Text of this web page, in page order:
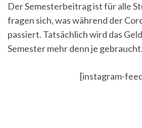
die
Uni
lahm
–
Aber
Der Semesterbeitrag ist für alle
fragen sich, was während der
passiert. Tatsächlich wird das
Semester mehr denn je gebraucht.
[instagram-